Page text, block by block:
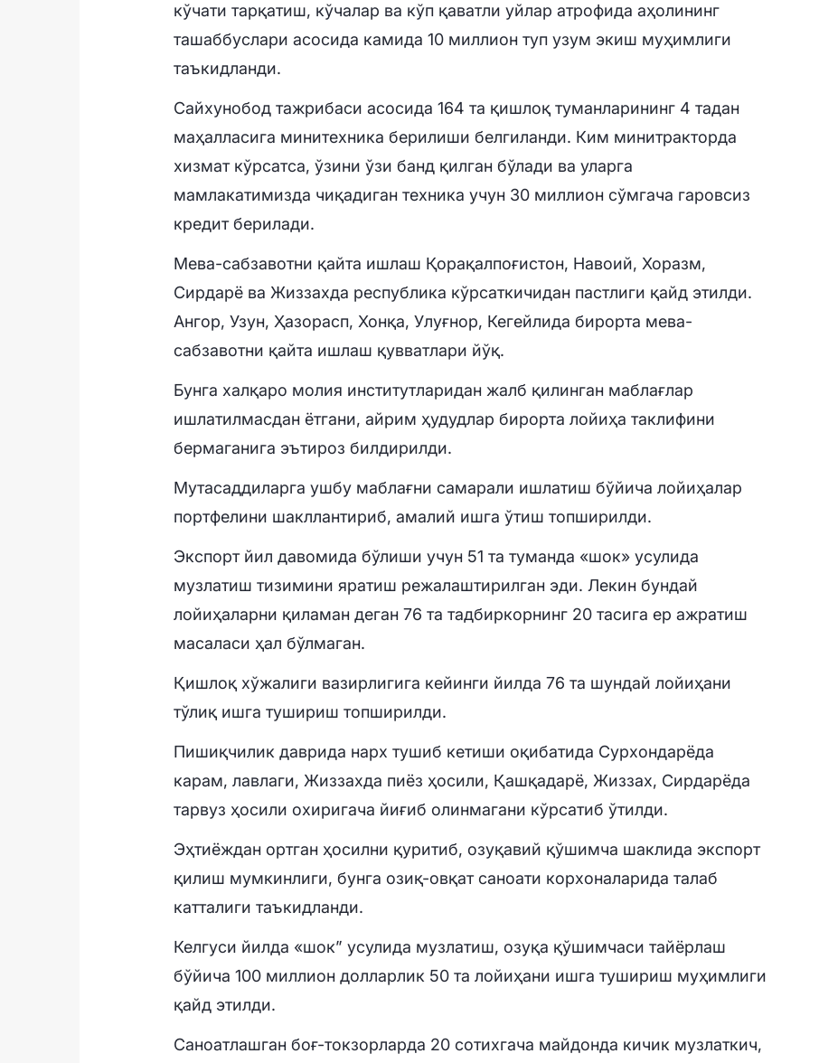
кўчати тарқатиш, кўчалар ва кўп қаватли уйлар атрофида аҳолининг
ташаббуслари асосида камида 10 миллион туп узум экиш муҳимлиги
таъкидланди.
Сайхунобод тажрибаси асосида 164 та қишлоқ туманларининг 4 тадан
маҳалласига минитехника берилиши белгиланди. Ким минитракторда
хизмат кўрсатса, ўзини ўзи банд қилган бўлади ва уларга
мамлакатимизда чиқадиган техника учун 30 миллион сўмгача гаровсиз
кредит берилади.
Мева-сабзавотни қайта ишлаш Қорақалпоғистон, Навоий, Хоразм,
Сирдарё ва Жиззахда республика кўрсаткичидан пастлиги қайд этилди.
Ангор, Узун, Ҳазорасп, Хонқа, Улуғнор, Кегейлида бирорта мева-
сабзавотни қайта ишлаш қувватлари йўқ.
Бунга халқаро молия институтларидан жалб қилинган маблағлар
ишлатилмасдан ётгани, айрим ҳудудлар бирорта лойиҳа таклифини
бермаганига эътироз билдирилди.
Мутасаддиларга ушбу маблағни самарали ишлатиш бўйича лойиҳалар
портфелини шакллантириб, амалий ишга ўтиш топширилди.
Экспорт йил давомида бўлиши учун 51 та туманда «шок» усулида
музлатиш тизимини яратиш режалаштирилган эди. Лекин бундай
лойиҳаларни қиламан деган 76 та тадбиркорнинг 20 тасига ер ажратиш
масаласи ҳал бўлмаган.
Қишлоқ хўжалиги вазирлигига кейинги йилда 76 та шундай лойиҳани
тўлиқ ишга тушириш топширилди.
Пишиқчилик даврида нарх тушиб кетиши оқибатида Сурхондарёда
карам, лавлаги, Жиззахда пиёз ҳосили, Қашқадарё, Жиззах, Сирдарёда
тарвуз ҳосили охиригача йиғиб олинмагани кўрсатиб ўтилди.
Эҳтиёждан ортган ҳосилни қуритиб, озуқавий қўшимча шаклида экспорт
қилиш мумкинлиги, бунга озиқ-овқат саноати корхоналарида талаб
катталиги таъкидланди.
Келгуси йилда «шок” усулида музлатиш, озуқа қўшимчаси тайёрлаш
бўйича 100 миллион долларлик 50 та лойиҳани ишга тушириш муҳимлиги
қайд этилди.
Саноатлашган боғ-токзорларда 20 сотихгача майдонда кичик музлаткич,